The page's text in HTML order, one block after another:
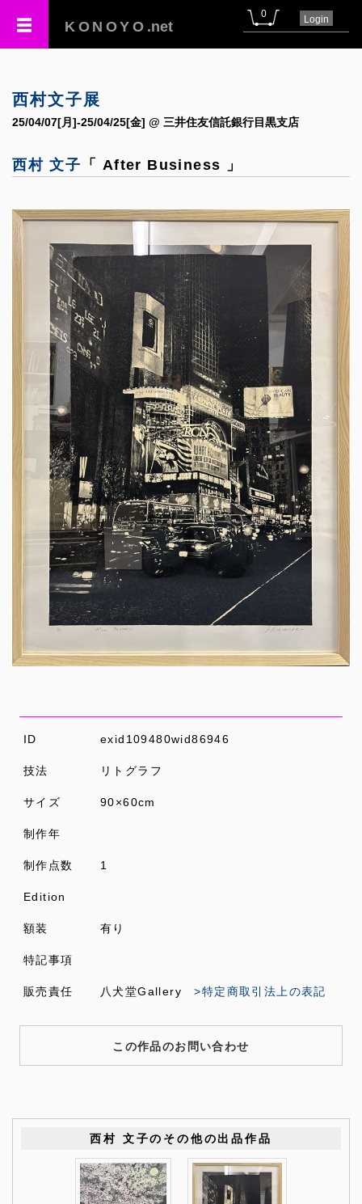
KONOYO .net
0 Login
西村文子展
25/04/07[月]-25/04/25[金] @ 三井住友信託銀行目黒支店
西村 文子 「 After Business 」
ID exid109480wid86946
技法 リトグラフ
サイズ 90×60cm
制作年
制作点数 1
Edition
額装 有り
特記事項
販売責任 八犬堂Gallery>特定商取引法上の表記
この作品のお問い合わせ
西村 文子のその他の出品作品